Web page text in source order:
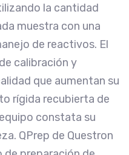
la cantidad
muestra con una
de reactivos. El
calibración y
que aumentan su
rígida recubierta de
constata su
QPrep de Questron